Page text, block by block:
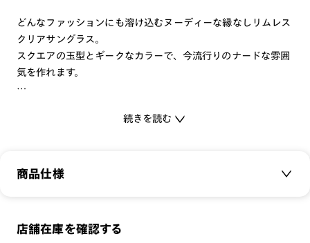
どんなファッションにも溶け込むヌーディーな縁なしリムレス
クリアサングラス。
スクエアの玉型とギークなカラーで、今流行りのナードな雰囲
気を作れます。
サングラスの特集はこちら⇒
続きを読む
商品仕様
品番： UMP-24S-278
店舗在庫を確認する